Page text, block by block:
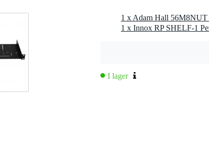
1 x Adam Hall
1 x Innox RP SHELF-1
I lager